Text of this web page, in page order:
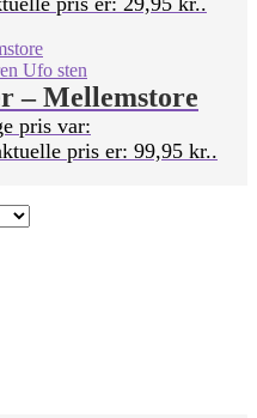
– Mellemstore
pris var:
pris er: 99,95 kr..